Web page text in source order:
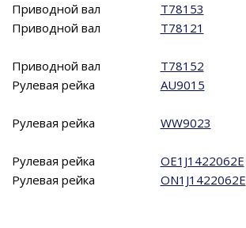
Приводной вал
T78153
Приводной вал
T78121
Приводной вал T78152
Рулевая рейка
AU9015
Рулевая рейка
WW9023
Рулевая рейка
OE1J1422062E
Рулевая рейка
ON1J1422062E